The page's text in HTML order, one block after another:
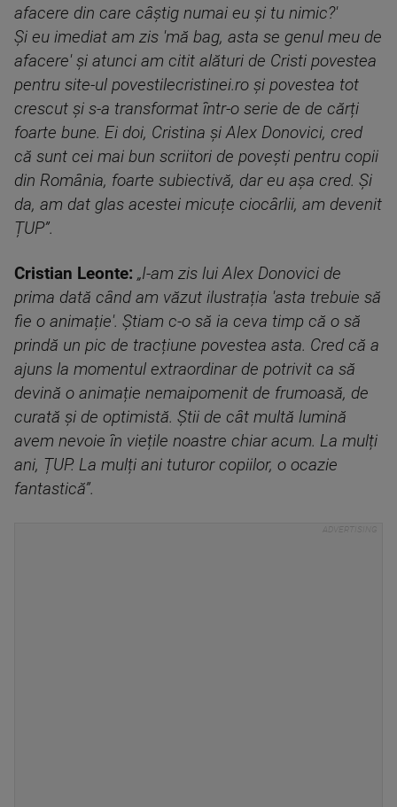
afacere din care câștig numai eu și tu nimic?'
Și eu imediat am zis 'mă bag, asta se genul meu de
afacere' și atunci am citit alături de Cristi povestea
pentru site-ul povestilecristinei.ro și povestea tot
crescut și s-a transformat într-o serie de de cărți
foarte bune. Ei doi, Cristina și Alex Donovici, cred
că sunt cei mai bun scriitori de povești pentru copii
din România, foarte subiectivă, dar eu așa cred. Și
da, am dat glas acestei micuțe ciocârlii, am devenit
ȚUP”.
Cristian Leonte: „I-am zis lui Alex Donovici de
prima dată când am văzut ilustrația 'asta trebuie să
fie o animație'. Știam c-o să ia ceva timp că o să
prindă un pic de tracțiune povestea asta. Cred că a
ajuns la momentul extraordinar de potrivit ca să
devină o animație nemaipomenit de frumoasă, de
curată și de optimistă. Știi de cât multă lumină
avem nevoie în viețile noastre chiar acum. La mulți
ani, ȚUP. La mulți ani tuturor copiilor, o ocazie
fantastică”.